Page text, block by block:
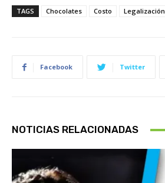
TAGS Chocolates Costo Legalización
Facebook Twitter
NOTICIAS RELACIONADAS